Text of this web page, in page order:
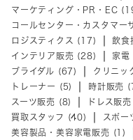
マーケティング・PR・EC
コールセンター・カスタマー
ロジスティクス (17)
飲食
インテリア販売 (28)
家電
ブライダル (67)
クリニッ
トレーナー (5)
時計販売
スーツ販売 (8)
ドレス販
買取スタッフ (40)
スポー
美容製品・美容家電販売 (1)